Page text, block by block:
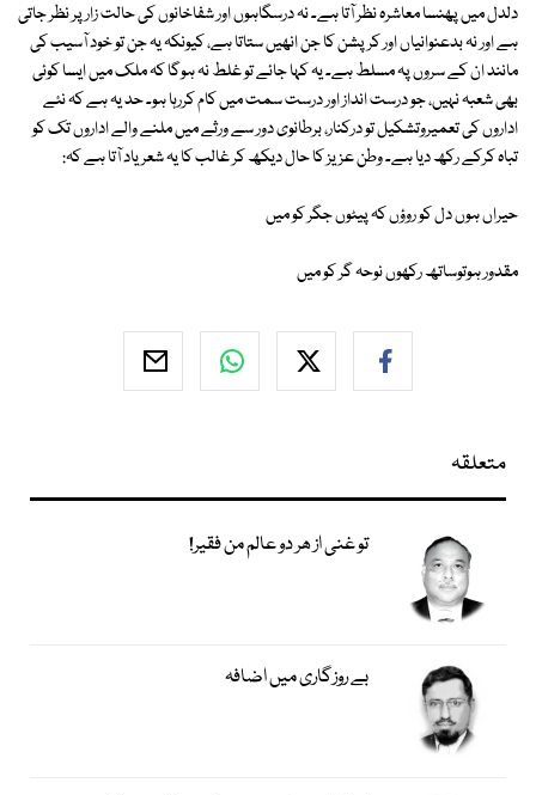
دلدل میں پھنسا معاشرہ نظر آتا ہے۔ نہ درسگاہوں اور شفاخانوں کی حالت زار پر نظر جاتی
ہے اور نہ بدعنوانیاں اور کرپشن کا جن انھیں ستاتا ہے، کیونکہ یہ جن تو خود آسیب کی
مانند ان کے سروں پہ مسلط ہے۔ یہ کہا جائے تو غلط نہ ہوگا کہ ملک میں ایسا کوئی
بھی شعبہ نہیں، جو درست انداز اور درست سمت میں کام کررہا ہو۔ حد یہ ہے کہ نئے
اداروں کی تعمیروتشکیل تو درکنار، برطانوی دور سے ورثے میں ملنے والے اداروں تک کو
تباہ کرکے رکھ دیا ہے۔ وطن عزیز کا حال دیکھ کر غالب کا یہ شعر یاد آتا ہے کہ:
حیراں ہوں دل کو روؤں کہ پیٹوں جگر کو میں
مقدور ہوتوساتھ رکھوں نوحہ گر کو میں
متعلقہ
تو غنی از ھر دو عالم من فقیر!
بے روزگاری میں اضافہ